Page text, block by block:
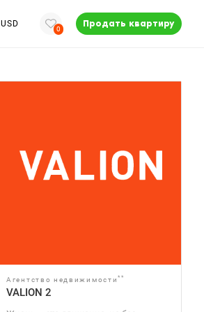
USD
0
Продать квартиру
Агентство недвижимости **
VALION 2